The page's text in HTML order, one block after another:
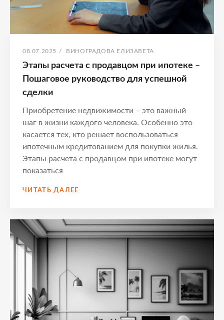
ОПУБЛИКОВАНО
08.07.2025 / АВТОР:
ВИНОГРАДОВА ЕЛИЗАВЕТА
Этапы расчета с продавцом при ипотеке –
Пошаговое руководство для успешной
сделки
Приобретение недвижимости – это важный
шаг в жизни каждого человека. Особенно это
касается тех, кто решает воспользоваться
ипотечным кредитованием для покупки жилья.
Этапы расчета с продавцом при ипотеке могут
показаться
ЧИТАТЬ ДАЛЕЕ
ПРОДАВЦОМ
ПРИ
ИПОТЕКЕ
РУКОВОДСТВО
ДЛЯ
УСПЕШНОЙ